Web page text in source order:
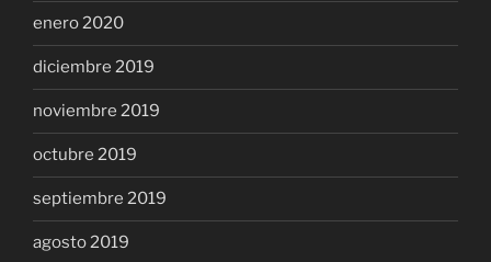
enero 2020
diciembre 2019
noviembre 2019
octubre 2019
septiembre 2019
agosto 2019